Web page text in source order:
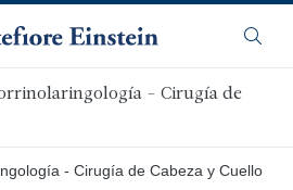
- Cirugía de
- Cirugía de Cabeza y Cuello